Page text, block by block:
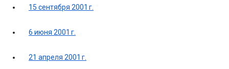
15 сентября 2001 г.
6 июня 2001 г.
21 апреля 2001 г.